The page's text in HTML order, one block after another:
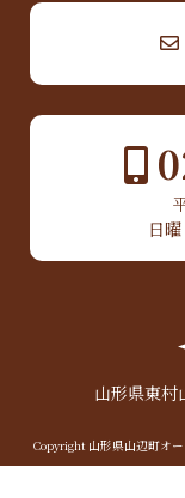
日
山形県東村
Copyright 山形県山辺町オ